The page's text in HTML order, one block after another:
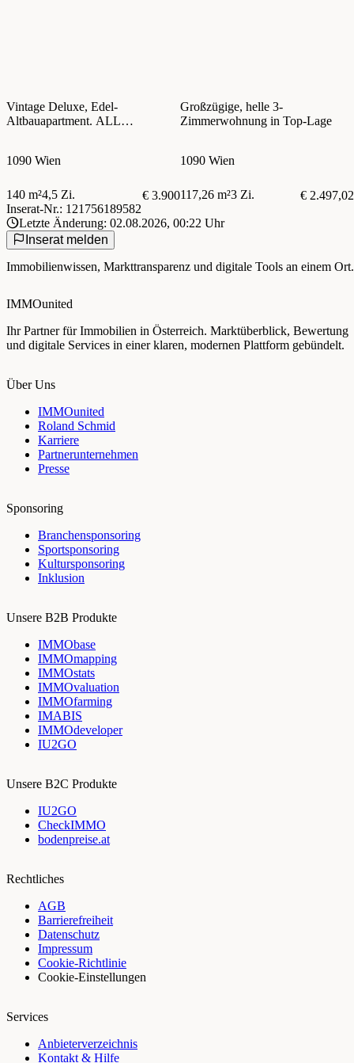
Vintage Deluxe, Edel-
Altbauapartment. ALL
1090 Wien
140 m²4,5 Zi. € 3.900
Großzügige, helle 3-
Zimmerwohnung in Top-Lage
1090 Wien
117,26 m²3 Zi.
€ 2.497,02
Inserat-Nr.: 121756189582
Letzte Änderung: 02.08.2026, 00:22 Uhr
Inserat melden
Immobilienwissen, Markttransparenz und digitale Tools an einem Ort.
IMMOunited
Ihr Partner für Immobilien in Österreich. Marktüberblick, Bewertung
und digitale Services in einer klaren, modernen Plattform gebündelt.
Über Uns
IMMOunited
Roland Schmid
Karriere
Partnerunternehmen
Presse
Sponsoring
Branchensponsoring
Sportsponsoring
Kultursponsoring
Inklusion
Unsere B2B Produkte
IMMObase
IMMOmapping
IMMOstats
IMMOvaluation
IMMOfarming
IMABIS
IMMOdeveloper
IU2GO
Unsere B2C Produkte
IU2GO
CheckIMMO
bodenpreise.at
Rechtliches
AGB
Barrierefreiheit
Datenschutz
Impressum
Cookie-Richtlinie
Cookie-Einstellungen
Services
Anbieterverzeichnis
Kontakt & Hilfe